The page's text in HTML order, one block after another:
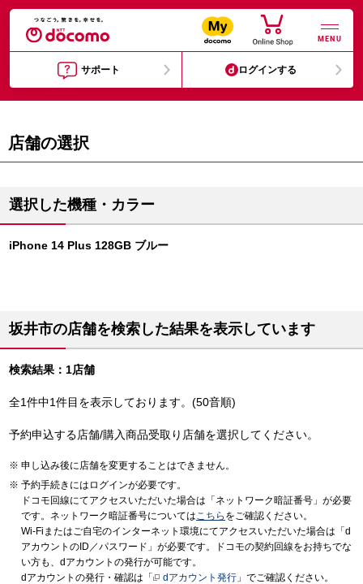
MENU
サポート ログインする
店舗の選択
選択した機種・カラー
iPhone 14 Plus 128GB ブルー
坂井市の店舗を検索した結果を表示しています
検索結果：1店舗
全1件中1件目を表示しております。(50音順)
予約申込する店舗/購入商品受取り店舗を選択してください。
申し込み後に店舗を変更することはできません。
予約手続きにはログインが必要です。
ドコモ回線にてアクセスいただいた場合は「ネットワーク暗証番号」が必要
です。ネットワーク暗証番号についてはこちら をご確認ください。
Wi-Fiまたはご自宅のインターネット環境にてアクセスいただいた場合は「d
アカウントのID／パスワード」が必要です。ドコモの契約回線をお持ちでな
い方も、dアカウントの発行が可能です。
dアカウントの発行・確認は「
dアカウント発行 」でご確認ください。